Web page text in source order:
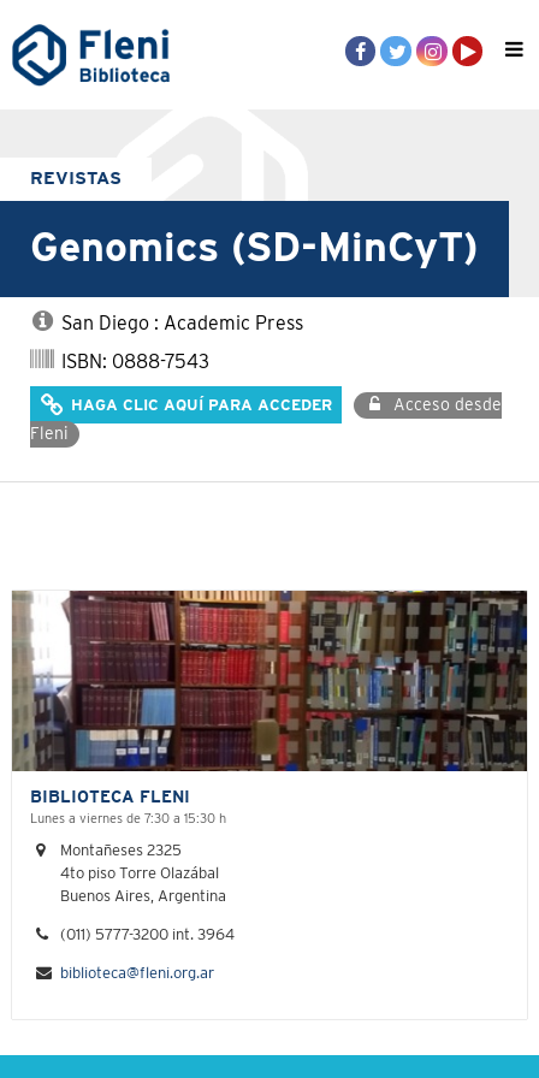
REVISTAS
Genomics (SD-MinCyT)
San Diego : Academic Press
ISBN: 0888-7543
HAGA CLIC AQUÍ PARA ACCEDER
Acceso desde
Fleni
BIBLIOTECA FLENI
Lunes a viernes de 7:30 a 15:30 h
Montañeses 2325
4to piso Torre Olazábal
Buenos Aires, Argentina
(011) 5777-3200 int. 3964
biblioteca@fleni.org.ar